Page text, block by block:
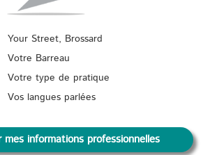
Your Street, Brossard
Votre Barreau
Votre type de pratique
Vos langues parlées
mes informations professionnelles